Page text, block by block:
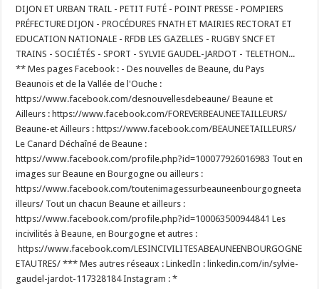
DIJON ET URBAN TRAIL - PETIT FUTÉ - POINT PRESSE - POMPIERS
PRÉFECTURE DIJON - PROCÉDURES FNATH ET MAIRIES RECTORAT ET
EDUCATION NATIONALE - RFDB LES GAZELLES - RUGBY SNCF ET
TRAINS - SOCIÉTÉS - SPORT - SYLVIE GAUDEL-JARDOT - TELETHON...
** Mes pages Facebook : - Des nouvelles de Beaune, du Pays
Beaunois et de la Vallée de l'Ouche :
https://www.facebook.com/desnouvellesdebeaune/ Beaune et
Ailleurs : https://www.facebook.com/FOREVERBEAUNEETAILLEURS/
Beaune-et Ailleurs : https://www.facebook.com/BEAUNEETAILLEURS/
Le Canard Déchaîné de Beaune :
https://www.facebook.com/profile.php?id=100077926016983 Tout en
images sur Beaune en Bourgogne ou ailleurs :
https://www.facebook.com/toutenimagessurbeauneenbourgogneeta
illeurs/ Tout un chacun Beaune et ailleurs :
https://www.facebook.com/profile.php?id=100063500944841 Les
incivilités à Beaune, en Bourgogne et autres :
https://www.facebook.com/LESINCIVILITESABEAUNEENBOURGOGNE
ETAUTRES/ *** Mes autres réseaux : LinkedIn : linkedin.com/in/sylvie-
gaudel-jardot-117328184 Instagram : *